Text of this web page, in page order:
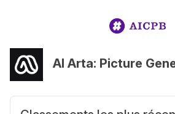
AI Arta: Picture